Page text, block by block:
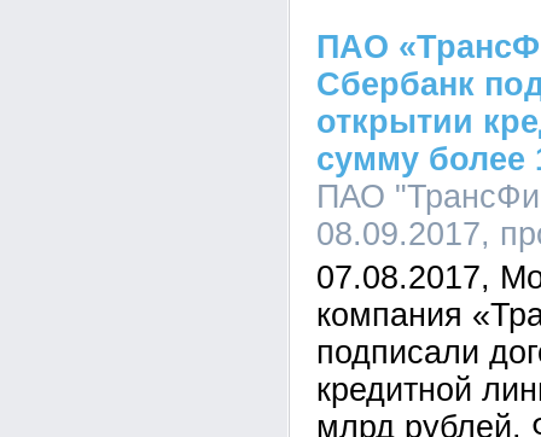
ПАО
Сбербанк
открытии
сумму более
ПАО
08.09.2017,
07.08.2017,
компания
подписали
кредитной
млрд рублей.